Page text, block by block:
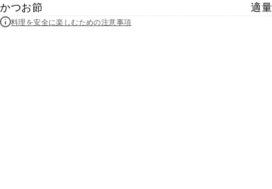
かつお節
適量
料理を安全に楽しむための注意事項